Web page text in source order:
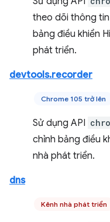
theo dõi thông
bảng điều khiển
phát triển.
devtools.recorder
Chrome 105 trở lên
Sử dụng API
chỉnh bảng điều
nhà phát triển.
dns
Kênh nhà phát triển